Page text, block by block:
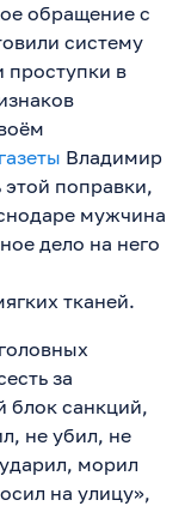
обращение с
систему
проступки в
Владимир
поправки,
мужчина
дело на него
тканей.
за
блок санкций,
не убил, не
морил
на улицу»,